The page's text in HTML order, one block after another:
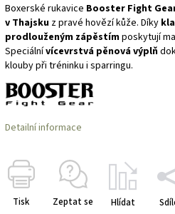
Boxerské rukavice Booster Fight
v Thajsku z pravé hovězí kůže. Díky
prodlouženým zápěstímposkytují
Speciálnívícevrstvá pěnová výplň
klouby při tréninku i sparringu.
Detailní informace
Tisk Zeptat se Hlídat